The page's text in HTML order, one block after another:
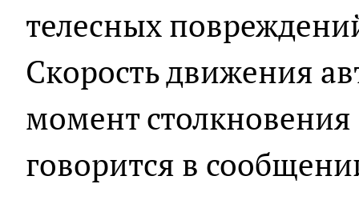
телесных
Скорость движения
момент столкновения
говорится в